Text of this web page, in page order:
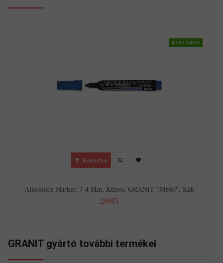
RAKTÁRON
Kosárba
Alkoholos Marker, 3-4 Mm, Kúpos, GRANIT "M860", Kék
296Ft
GRANIT gyártó további termékei